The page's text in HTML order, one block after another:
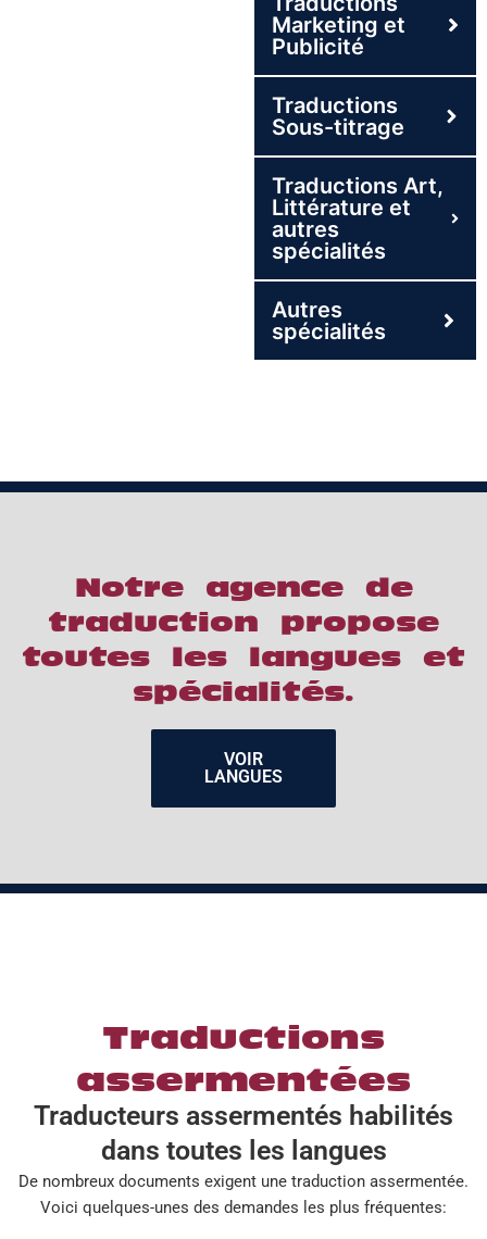
Marketing et
Publicité
Traductions
Sous-titrage
Traductions Art,
Littérature et
autres
spécialités
Autres
spécialités
Notre agence de
traduction propose
toutes les langues et
spécialités.
VOIR
LANGUES
Traductions
assermentées
Traducteurs assermentés habilités
dans toutes les langues
De nombreux documents exigent une traduction assermentée.
Voici quelques-unes des demandes les plus fréquentes: